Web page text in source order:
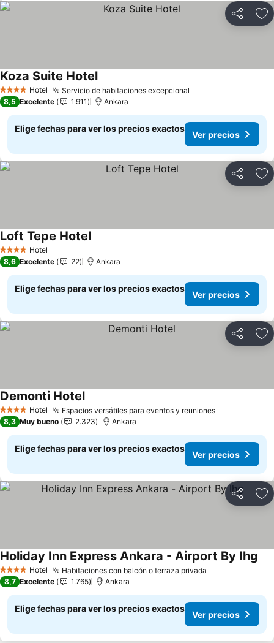
Compartir
4 EstrellasHotel Servicio de habitaciones excepcional
Koza Suite HotelVer precios
8,5 Excelente 1.911 Ankara
Elige fechas para ver los precios exactos
Ver precios
Compartir
4 EstrellasHotel
Loft Tepe HotelVer precios
8,6 Excelente 22 Ankara
Elige fechas para ver los precios exactos
Ver precios
Compartir
4 EstrellasHotel Espacios versátiles para eventos y reunionesVer precios
Demonti HotelVer precios
8,3 Muy bueno 2.323 Ankara
Elige fechas para ver los precios exactos
Ver precios
Compartir
4 EstrellasHotel Habitaciones con balcón o terraza privada
Holiday Inn Express Ankara - Airport By Ihg
8,7 Excelente 1.765 Ankara
Elige fechas para ver los precios exactos
Ver precios